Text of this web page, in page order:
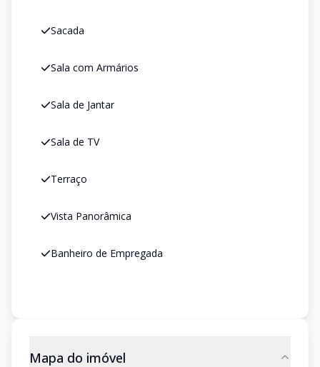
Sacada
Sala com Armários
Sala de Jantar
Sala de TV
Terraço
Vista Panorâmica
Banheiro de Empregada
Mapa do imóvel